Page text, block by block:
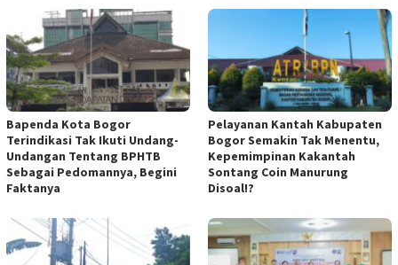
Bapenda Kota Bogor
Terindikasi Tak Ikuti Undang-
Undangan Tentang BPHTB
Sebagai Pedomannya, Begini
Faktanya
Pelayanan Kantah Kabupaten
Bogor Semakin Tak Menentu,
Kepemimpinan Kakantah
Sontang Coin Manurung
Disoal!?